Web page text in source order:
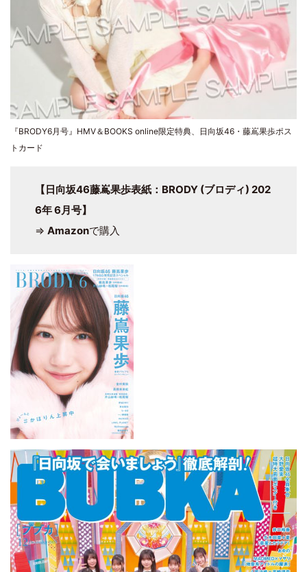
『BRODY6月号』HMV＆BOOKS online限定特典、日向坂46・藤嶌果歩ポス
トカード
【日向坂46藤嶌果歩表紙：BRODY (ブロディ) 202
6年 6月号】
⇒ Amazonで購入